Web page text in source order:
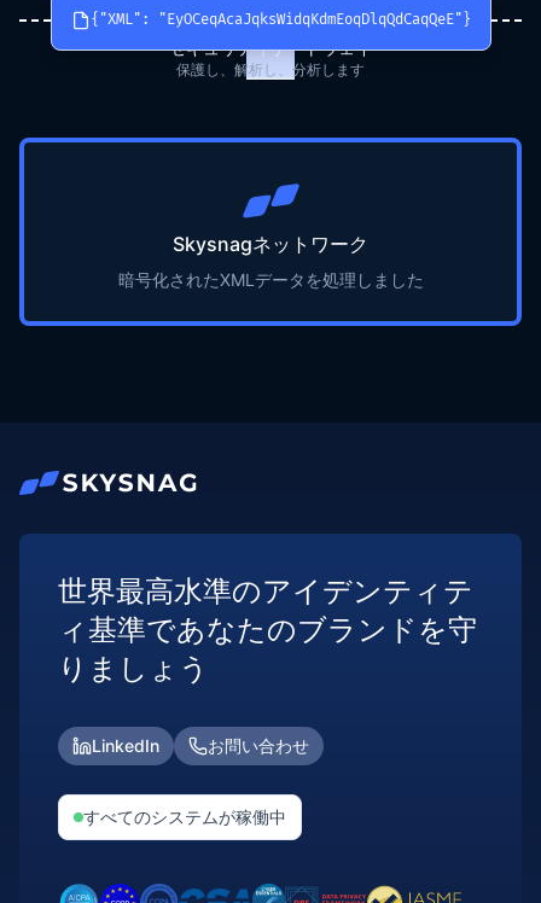
{"XML": "EyOCeqAcaJqksWidqKdmEoqDlqQdCaqQeE"}
セキュリティゲートウェイ
保護し、解析し、分析します
Skysnagネットワーク
暗号化されたXMLデータを処理しました
世界最高水準のアイデンティテ
ィ基準であなたのブランドを守
りましょう
LinkedIn お問い合わせ
すべてのシステムが稼働中